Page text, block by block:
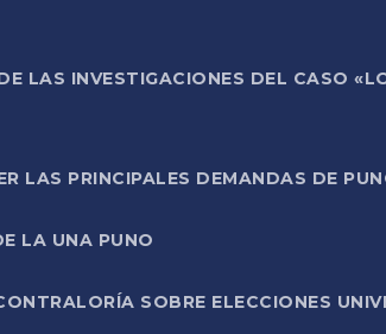
LAS INVESTIGACIONES DEL CASO
LAS PRINCIPALES DEMANDAS DE
LA UNA PUNO
SOBRE ELECCIONES